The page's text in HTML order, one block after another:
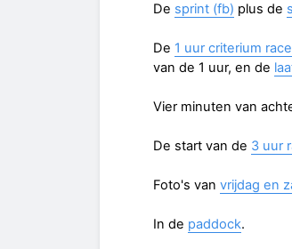
De sprint (fb) plus de
De 1 uur criterium
van de 1 uur, en de
Vier minuten van
De start van de 3 uur
Foto's van vrijdag en
In de paddock.